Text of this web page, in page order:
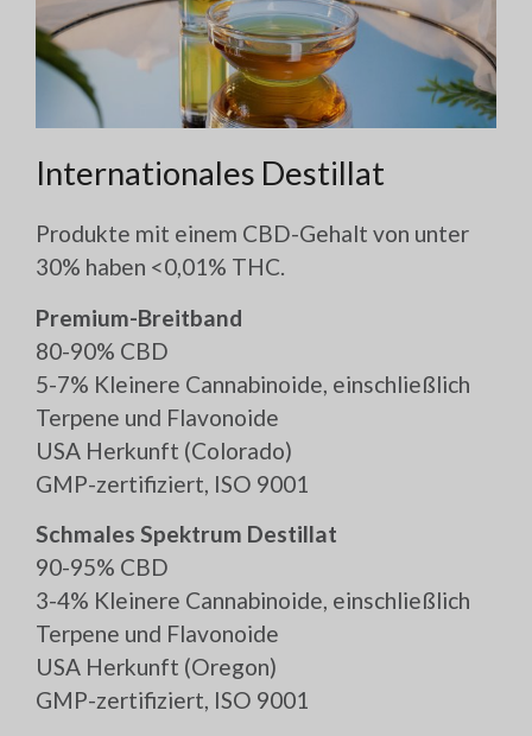
Internationales Destillat
Produkte mit einem CBD-Gehalt von unter
30% haben <0,01% THC.
Premium-Breitband
80-90% CBD
5-7% Kleinere Cannabinoide, einschließlich
Terpene und Flavonoide
USA Herkunft (Colorado)
GMP-zertifiziert, ISO 9001
Schmales Spektrum Destillat
90-95% CBD
3-4% Kleinere Cannabinoide, einschließlich
Terpene und Flavonoide
USA Herkunft (Oregon)
GMP-zertifiziert, ISO 9001